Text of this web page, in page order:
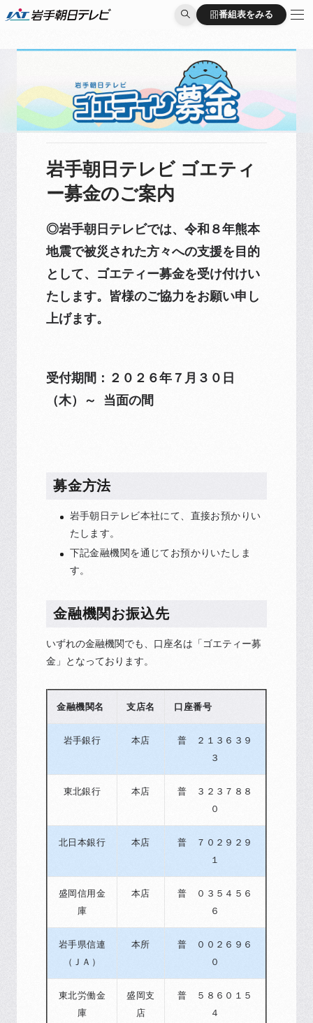
番組表をみる
番組表をみる
岩手朝日テレビ ゴエティ
ー募金のご案内
◎岩手朝日テレビでは、令和８年熊本
地震で被災された方々への支援を目的
として、ゴエティー募金を受け付けい
たします。皆様のご協力をお願い申し
上げます。
受付期間：２０２６年７月３０日
（木）～ 当面の間
募金方法
岩手朝日テレビ本社にて、直接お預かりい
たします。
下記金融機関を通じてお預かりいたしま
す。
金融機関お振込先
いずれの金融機関でも、口座名は「ゴエティー募
金」となっております。
金融機関名 支店名 口座番号
岩手銀行 本店
普 ２１３６３９
３
東北銀行 本店
普 ３２３７８８
０
北日本銀行 本店
普 ７０２９２９
１
盛岡信用金
庫
本店
普 ０３５４５６
６
岩手県信連
（ＪＡ）
本所
普 ００２６９６
０
東北労働金
庫
盛岡支
店
普 ５８６０１５
４